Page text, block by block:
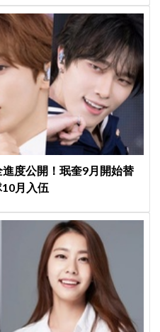
進度公開！珉奎9月開始替
月入伍